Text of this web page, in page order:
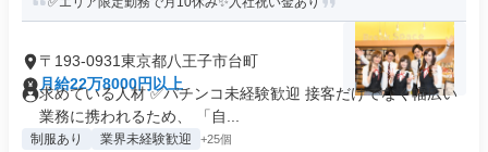
〒193-0931東京都八王子市台町
月給22万8000円以上
求めている人材 ✅パチンコ未経験歓迎 接客だけでなく幅広い
業務に携われるため、 「自...
制服あり 業界未経験歓迎 +25個